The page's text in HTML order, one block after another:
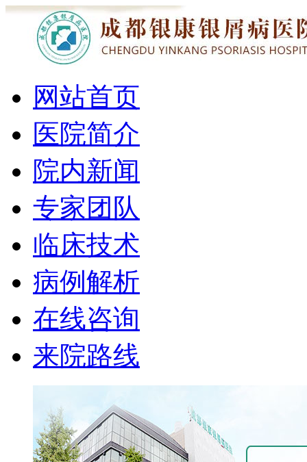
网站首页
医院简介
院内新闻
专家团队
临床技术
病例解析
在线咨询
来院路线